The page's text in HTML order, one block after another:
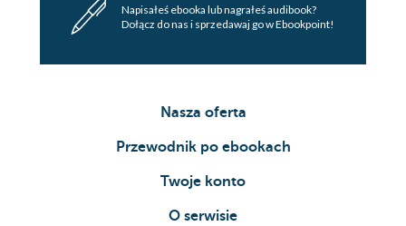
Napisałeś ebooka lub nagrałeś audibook?
Dołącz do nas i sprzedawaj go w Ebookpoint!
Nasza oferta
Przewodnik po ebookach
Twoje konto
O serwisie